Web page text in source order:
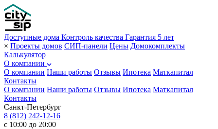
Доступные дома Контроль качества Гарантия 5 лет
× Проекты домов СИП-панели Цены Домокомплекты
Калькулятор
О компании
О компании Наши работы Отзывы Ипотека Маткапитал
Контакты
О компании Наши работы Отзывы Ипотека Маткапитал
Контакты
Санкт-Петербург
8 (812) 242-12-16
с 10:00 до 20:00